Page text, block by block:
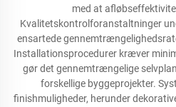
med at
Kvalitetskontrolforanstaltninger
ensartede
Installationsprocedurer kræver
gør det gennemtrængelige
forskellige byggeprojekter.
finishmuligheder, herunder